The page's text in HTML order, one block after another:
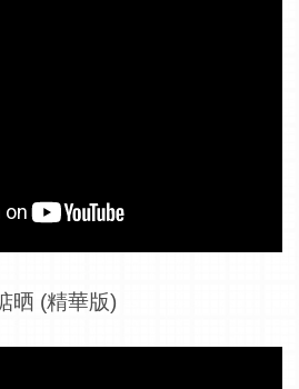
晒 (精華版)